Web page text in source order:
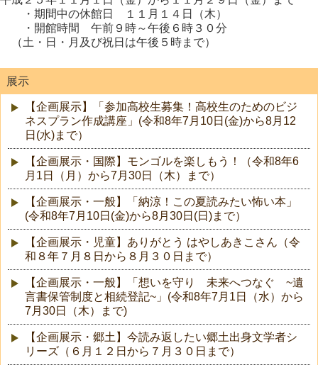
・期間中の休館日 １１月１４日（木）
・開館時間 午前９時～午後６時３０分
（土・日・月及び祝日は午後５時まで）
展示
【企画展示】「参加高校生募集！高校生のためのビジ
ネスプラン作成講座」(令和8年7月10日(金)から8月12
日(水)まで）
【企画展示・国際】モンゴルを楽しもう！（令和8年6
月1日（月）から7月30日（木）まで）
【企画展示・一般】「納涼！この夏読みたい怖い本」
(令和8年7月10日(金)から8月30日(日)まで）
【企画展示・児童】ありがとう はやしあきこさん（令
和８年７月８日から８月３０日まで）
【企画展示・一般】「想いを守り 未来へつなぐ ~遺
言書保管制度と相続登記~」(令和8年7月1日（水）から
7月30日（木）まで)
【企画展示・郷土】今読み返したい郷土出身文学者シ
リーズ（６月１２日から７月３０日まで）